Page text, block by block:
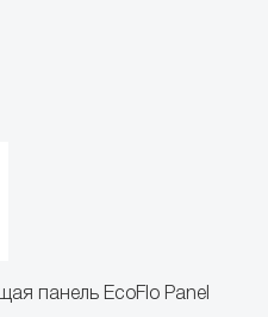
панель EcoFlo Panel